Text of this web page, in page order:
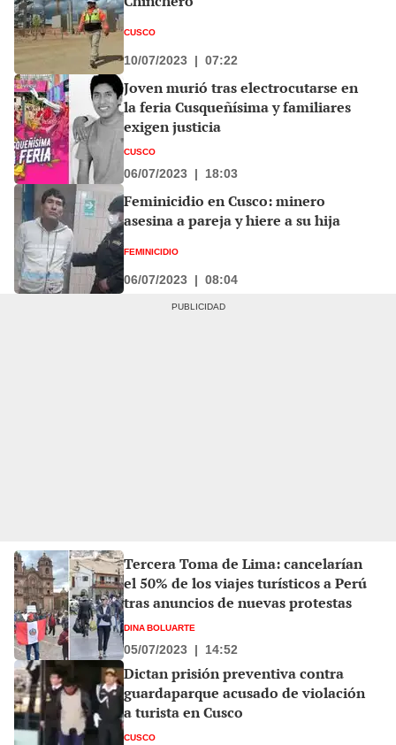
CUSCO
10/07/2023 | 07:22
Joven murió tras electrocutarse en
la feria Cusqueñísima y familiares
exigen justicia
CUSCO
06/07/2023 | 18:03
Feminicidio en Cusco: minero
asesina a pareja y hiere a su hija
FEMINICIDIO
06/07/2023 | 08:04
Tercera Toma de Lima: cancelarían
el 50% de los viajes turísticos a Perú
tras anuncios de nuevas protestas
DINA BOLUARTE
05/07/2023 | 14:52
Dictan prisión preventiva contra
guardaparque acusado de violación
a turista en Cusco
CUSCO